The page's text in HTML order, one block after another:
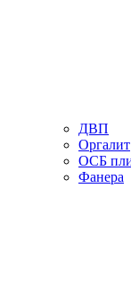
ДВП
Оргалит
ОСБ
Фанера